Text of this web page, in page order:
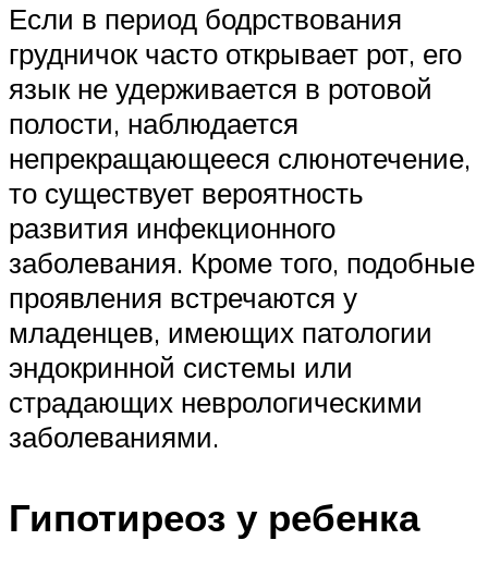
Если в период бодрствования
грудничок часто открывает рот, его
язык не удерживается в ротовой
полости, наблюдается
непрекращающееся слюнотечение,
то существует вероятность
развития инфекционного
заболевания. Кроме того, подобные
проявления встречаются у
младенцев, имеющих патологии
эндокринной системы или
страдающих неврологическими
заболеваниями.
Гипотиреоз у ребенка